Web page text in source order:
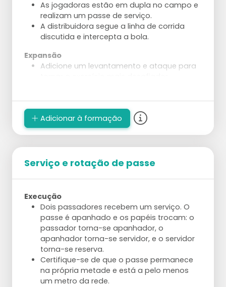
As jogadoras estão em dupla no campo e
realizam um passe de serviço.
A distribuidora segue a linha de corrida
discutida e intercepta a bola.
Expansão
Adicione um levantamento e ataque para
Adicionar à formação
Serviço e rotação de passe
Execução
Dois passadores recebem um serviço. O
passe é apanhado e os papéis trocam: o
passador torna-se apanhador, o
apanhador torna-se servidor, e o servidor
torna-se reserva.
Certifique-se de que o passe permanece
na própria metade e está a pelo menos
um metro da rede.